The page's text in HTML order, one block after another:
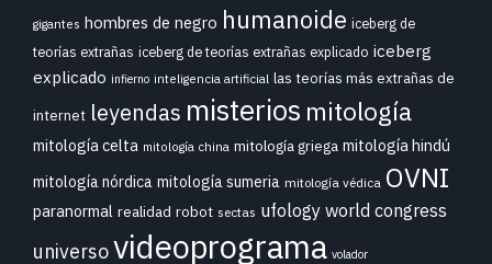
gigantes hombres de negro humanoide iceberg de
teorías extrañas iceberg de teorías extrañas explicado iceberg
explicado infierno inteligencia artificial las teorías más extrañas de
internet leyendas misterios mitología
mitología celta mitología china mitología griega mitología hindú
mitología nórdica mitología sumeria mitología védica OVNI
paranormal realidad robot sectas ufology world congress
universovideoprograma volador